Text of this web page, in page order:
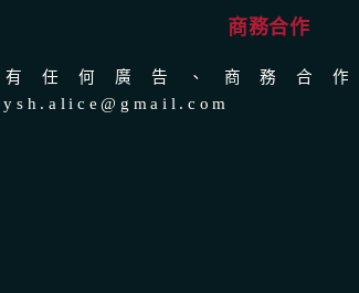
商務合作
有任何廣告、商務合